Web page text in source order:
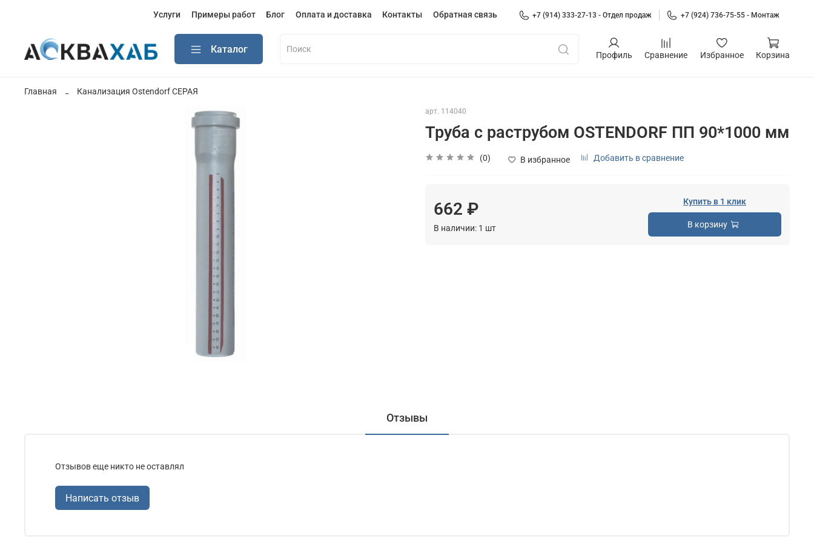
Услуги Примеры работ Блог Оплата и доставка Контакты Обратная связь +7 (914) 333-27-13 - Отдел продаж +7 (924) 736-75-55 - Монтаж
Каталог
Профиль Сравнение Избранное Корзина
Главная Канализация Ostendorf СЕРАЯ
арт. 114040
Труба с раструбом OSTENDORF ПП 90*1000 мм
(0) В избранное Добавить в сравнение
662 ₽
В наличии: 1 шт
Купить в 1 клик
В корзину
Отзывы
Отзывов еще никто не оставлял
Написать отзыв